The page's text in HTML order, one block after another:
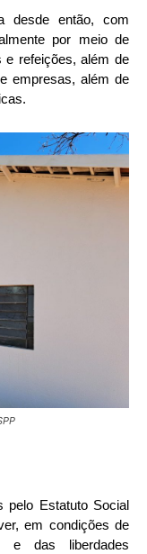
desde então, com
por meio de
e refeições, além de
empresas, além de
pelo Estatuto Social
em condições de
e das liberdades